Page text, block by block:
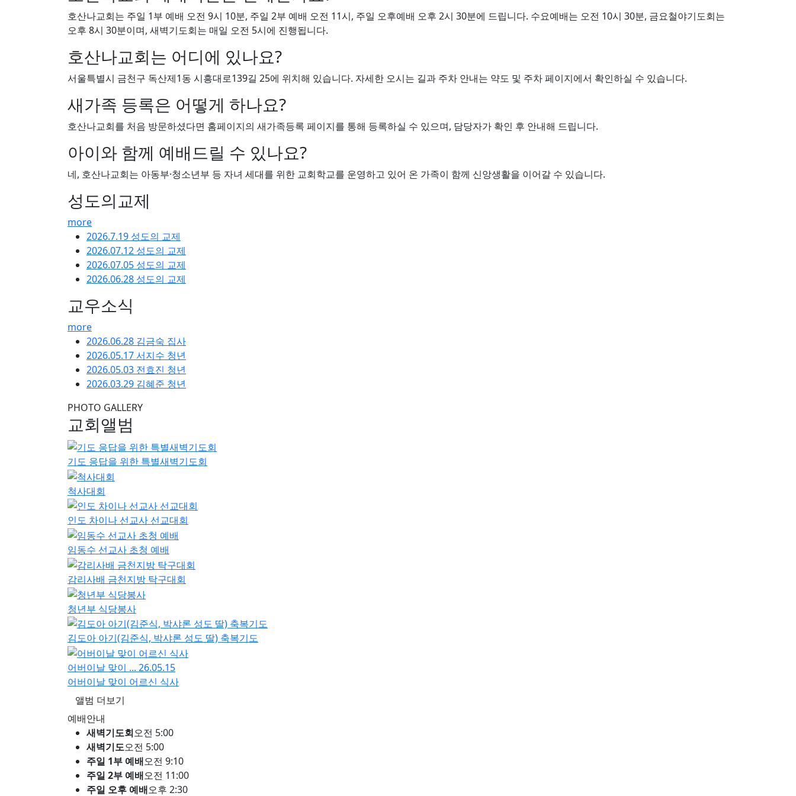
호산나교회는 주일 1부 예배 오전 9시 10분, 주일 2부 예배 오전 11시, 주일 오후예배 오후 2시 30분에 드립니다. 수요예배는 오전 10시 30분, 금요철야기도회는
오후 8시 30분이며, 새벽기도회는 매일 오전 5시에 진행됩니다.
호산나교회는 어디에 있나요?
서울특별시 금천구 독산제1동 시흥대로139길 25에 위치해 있습니다. 자세한 오시는 길과 주차 안내는 약도 및 주차 페이지에서 확인하실 수 있습니다.
새가족 등록은 어떻게 하나요?
호산나교회를 처음 방문하셨다면 홈페이지의 새가족등록 페이지를 통해 등록하실 수 있으며, 담당자가 확인 후 안내해 드립니다.
아이와 함께 예배드릴 수 있나요?
네, 호산나교회는 아동부·청소년부 등 자녀 세대를 위한 교회학교를 운영하고 있어 온 가족이 함께 신앙생활을 이어갈 수 있습니다.
성도의교제
more
2026.7.19 성도의 교제
2026.07.12 성도의 교제
2026.07.05 성도의 교제
2026.06.28 성도의 교제
교우소식
more
2026.06.28 김금숙 집사
2026.05.17 서지수 청년
2026.05.03 전효진 청년
2026.03.29 김혜준 청년
PHOTO GALLERY
교회앨범
기도 응답을 위한 특별새벽기도회
척사대회
인도 차이나 선교사 선교대회
임동수 선교사 초청 예배
감리사배 금천지방 탁구대회
청년부 식당봉사
김도아 아기(김준식, 박샤론 성도 딸) 축복기도
어버이날 맞이 ... 26.05.15
어버이날 맞이 어르신 식사
앨범 더보기
예배안내
새벽기도회오전 5:00
새벽기도오전 5:00
주일 1부 예배오전 9:10
주일 2부 예배오전 11:00
주일 오후 예배오후 2:30